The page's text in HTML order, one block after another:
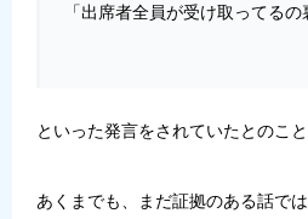
「出席者全員が受け取ってるの
といった発言をされていたとのこと
あくまでも、まだ証拠のある話で